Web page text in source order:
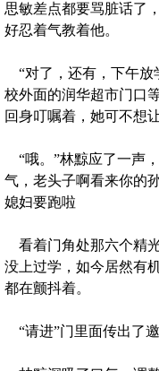
思敏差点都要骂脏话了
好忍着气教着他。
“对了，还有，下午放
校外面的润华超市门口
回身叮嘱着，她可不想
“哦。”林黥应了一声
气，老头子啊看来你的
媳妇要跑啦
看着门角处那六个精
没上过学，如今居然有
都在颤抖着。
“请进”门里面传出了邀